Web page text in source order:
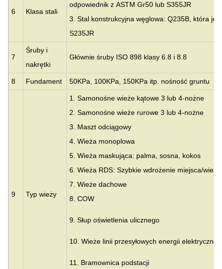
6 Klasa stali
odpowiednik z ASTM Gr50 lub S355JR
3. Stal konstrukcyjna węglowa: Q235B, która
S235JR
7
Śruby i
nakrętki
Głównie śruby ISO 898 klasy 6.8 i 8.8
8 Fundament 50KPa, 100KPa, 150KPa itp. nośność gruntu
9 Typ wieży
1. Samonośne wieże kątowe 3 lub 4-nożne
2. Samonośne wieże rurowe 3 lub 4-nożne
3. Maszt odciągowy
4. Wieża monoplowa
5. Wieża maskująca: palma, sosna, kokos
6. Wieża RDS: Szybkie wdrożenie miejsca/wieży
7. Wieże dachowe
8. COW
9. Słup oświetlenia ulicznego
10. Wieże linii przesyłowych energii elektrycznej
11. Bramownica podstacji